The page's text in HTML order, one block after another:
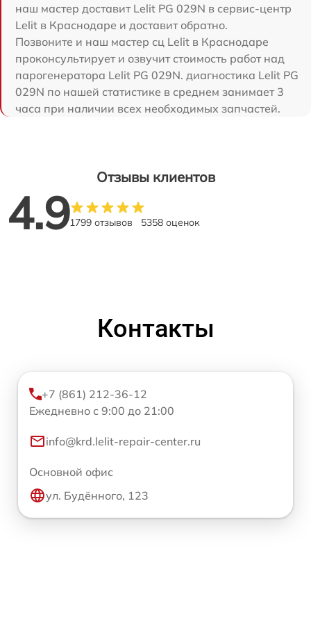
наш мастер доставит Lelit PG 029N в сервис-центр
Lelit в Краснодаре и доставит обратно.
Позвоните и наш мастер сц Lelit в Краснодаре
проконсультирует и озвучит стоимость работ над
парогенератора Lelit PG 029N. диагностика Lelit PG
029N по нашей статистике в среднем занимает 3
часа при наличии всех необходимых запчастей.
Отзывы клиентов
4.91799 отзывов 5358 оценок
Контакты
+7 (861) 212-36-12
Ежедневно с 9:00 до 21:00
info@krd.lelit-repair-center.ru
Основной офис
ул. Будённого, 123